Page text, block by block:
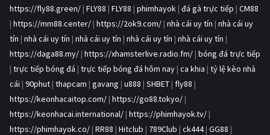
https://fly88.green/ | FLY88 | FLY88 | phimhayok | đá gà trực tiếp | CM88
| https://mm88.center/ | https://2ok9.com/ | nhà cái uy tín | nhà cái uy
tín | nhà cái uy tín | nhà cái uy tín | nhà cái uy tín | nhà cái uy tín |
https://daga88.my/ | https://xhamsterlive.radio.fm/ | bóng đá trực tiếp
| trực tiếp bóng đá | trực tiếp bóng đá hôm nay | ca khia | tỷ lệ kèo nhà
cái | 90phut | thapcam | gavang | u888 | SHBET | fly88 |
https://keonhacaitop.com/ | https://go88.tokyo/ |
https://keonhacai.international/ | https://phimhayok.tv/ |
https://phimhayok.co/ | RR88 | Hitclub | 789Club | ck444| GG88 |